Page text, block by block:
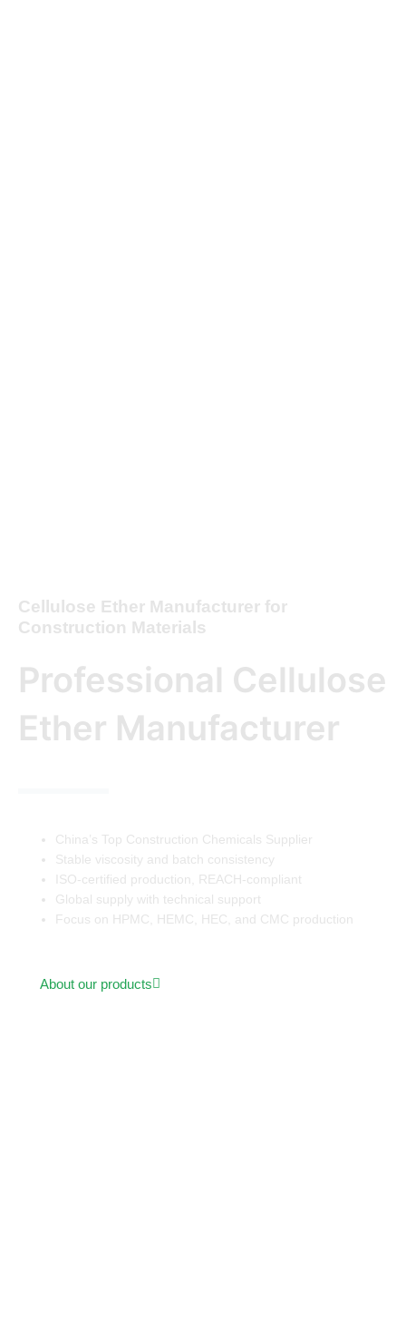
Cellulose Ether Manufacturer for
Construction Materials
Professional Cellulose
Ether Manufacturer
China’s Top Construction Chemicals Supplier
Stable viscosity and batch consistency
ISO-certified production, REACH-compliant
Global supply with technical support
Focus on HPMC, HEMC, HEC, and CMC production
About our products